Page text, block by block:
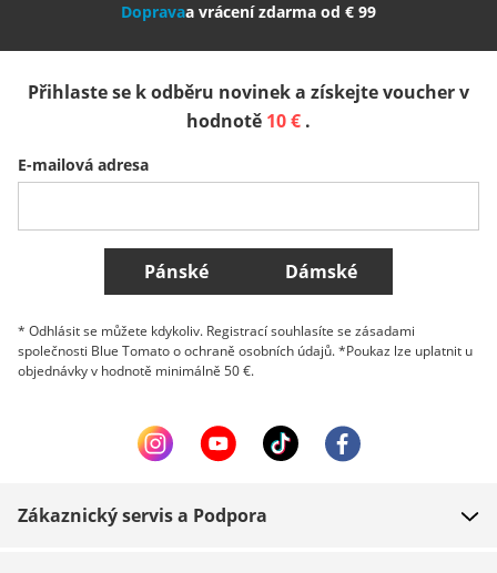
Slovenija
Belgique (Français) Danmark Norge
Všechny země
Dopravaa vrácení zdarma od € 99
Přihlaste se k odběru novinek a získejte voucher v
hodnotě 10 € .
E-mailová adresa
Pánské Dámské
* Odhlásit se můžete kdykoliv. Registrací souhlasíte se zásadami
společnosti Blue Tomato o ochraně osobních údajů. *Poukaz lze uplatnit u
objednávky v hodnotě minimálně 50 €.
Zákaznický servis a Podpora